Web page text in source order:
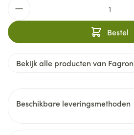
Bestel
Bekijk alle producten van Fagron
Beschikbare leveringsmethoden